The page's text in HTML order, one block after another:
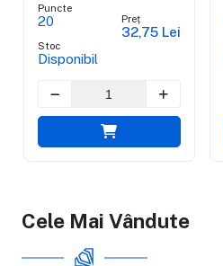
Puncte
20
Stoc
Disponibil
Preț
32,75 Lei
Cele Mai Vândute